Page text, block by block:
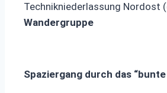
Technikniederlassung Nordost
Wandergruppe
Spaziergang durch das